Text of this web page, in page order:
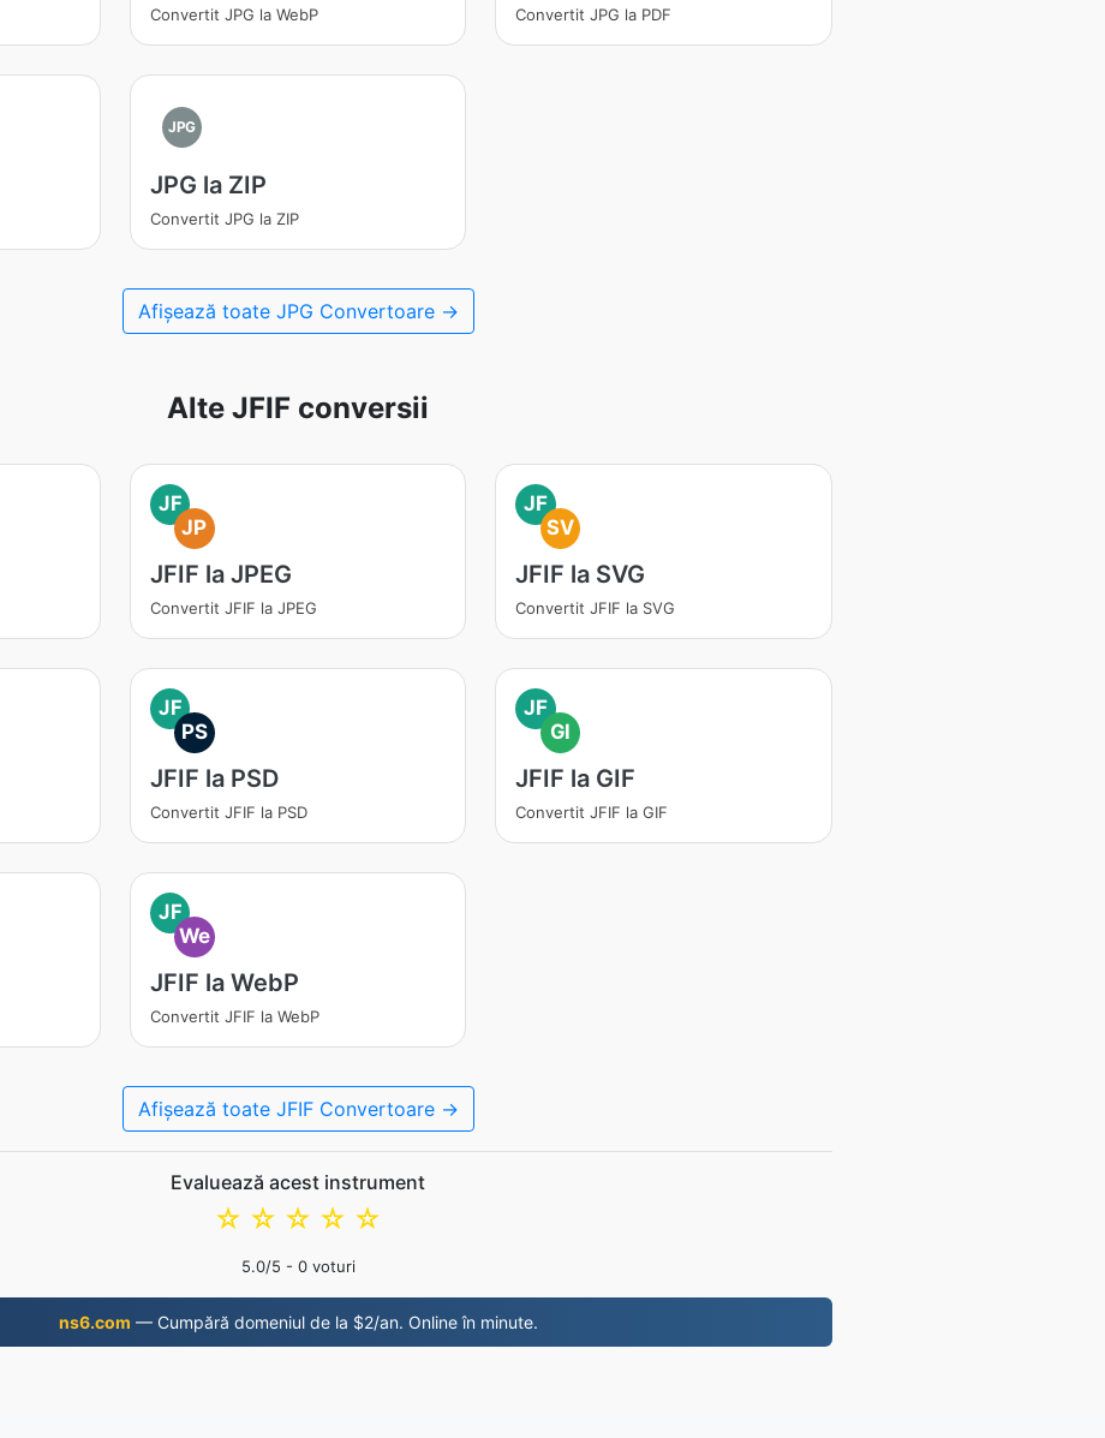
Convertit JPG la WebP Convertit JPG la PDF
JPG
JPG la ZIP
Convertit JPG la ZIP
Afișează toate JPG Convertoare →
Alte JFIF conversii
JF
JP
JFIF la JPEG
Convertit JFIF la JPEG
JF
SV
JFIF la SVG
Convertit JFIF la SVG
JF
PS
JFIF la PSD
Convertit JFIF la PSD
JF
GI
JFIF la GIF
Convertit JFIF la GIF
JF
We
JFIF la WebP
Convertit JFIF la WebP
Afișează toate JFIF Convertoare →
Evaluează acest instrument
☆
☆
☆
☆
☆
5.0/5 - 0voturi
ns6.com — Cumpără domeniul de la $2/an. Online în minute.